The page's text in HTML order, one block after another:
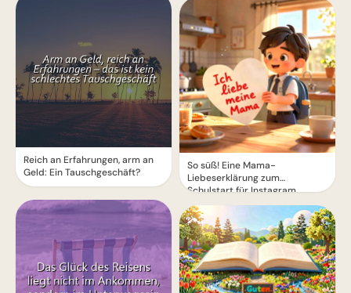
Reich an Erfahrungen, arm an
Geld: Ein Tauschgeschäft?
So süß! Eine Mama-
Liebeserklärung zum
Schulstart für Instagram